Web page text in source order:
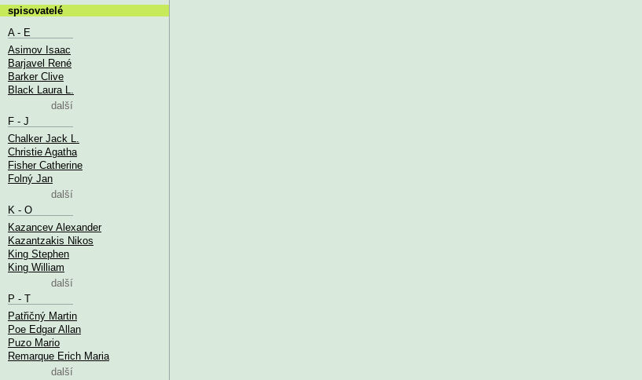
spisovatelé
A - E
Asimov Isaac
Barjavel René
Barker Clive
Black Laura L.
další
F - J
Chalker Jack L.
Christie Agatha
Fisher Catherine
Folný Jan
další
K - O
Kazancev Alexander
Kazantzakis Nikos
King Stephen
King William
další
P - T
Patřičný Martin
Poe Edgar Allan
Puzo Mario
Remarque Erich Maria
další